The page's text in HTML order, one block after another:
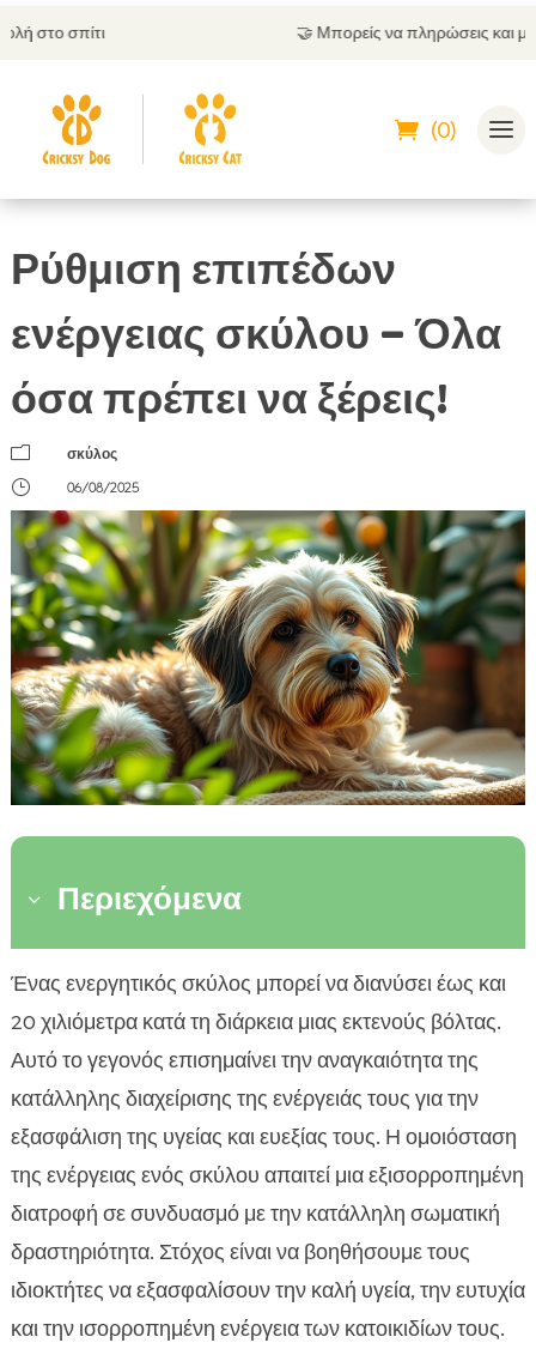
Μπορείς να πληρώσεις και με αντικαταβολή
(0)
Ρύθμιση επιπέδων
ενέργειας σκύλου – Όλα
όσα πρέπει να ξέρεις!
m
σκύλος
}
06/08/2025
3 Περιεχόμενα
 Ορισμός επιπέδων ενέργειας στους σκύλους
 Σημαντικότητα της ρύθμισης επιπέδων
ενέργειας
 Διατροφή και επίπεδα ενέργειας
Ξηρά και υγρή τροφή CricksyDog για ενέργεια
σκύλων
Σωματική άσκηση και δραστηριότητες
Σημάδια ότι ένας σκύλος έχει υπερβολική
ενέργεια
 Πώς να διαχειριστείτε σκύλους με υπερβολική
ενέργεια
Ένας ενεργητικός σκύλος μπορεί να διανύσει έως και
20 χιλιόμετρα κατά τη διάρκεια μιας εκτενούς βόλτας.
Αυτό το γεγονός επισημαίνει την αναγκαιότητα της
κατάλληλης διαχείρισης της ενέργειάς τους για την
εξασφάλιση της υγείας και ευεξίας τους. Η ομοιόσταση
της ενέργειας ενός σκύλου απαιτεί μια εξισορροπημένη
διατροφή σε συνδυασμό με την κατάλληλη σωματική
δραστηριότητα. Στόχος είναι να βοηθήσουμε τους
ιδιοκτήτες να εξασφαλίσουν την καλή υγεία, την ευτυχία
και την ισορροπημένη ενέργεια των κατοικιδίων τους.